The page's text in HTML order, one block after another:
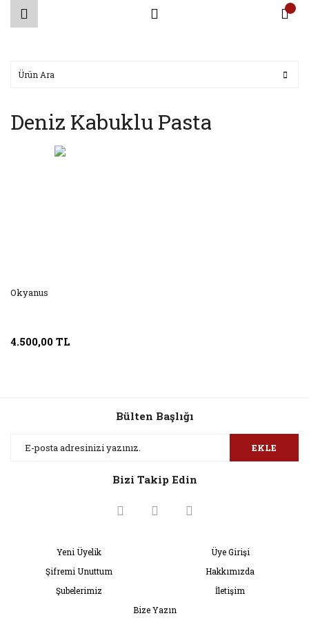
Deniz Kabuklu Pasta
Okyanus
4.500,00 TL
Bülten Başlığı
EKLE
Bizi Takip Edin
Yeni Üyelik
Üye Girişi
Şifremi Unuttum
Hakkımızda
Şubelerimiz
İletişim
Bize Yazın